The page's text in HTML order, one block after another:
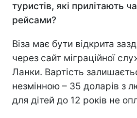
туристів, які прилітають
рейсами?
Віза має бути відкрита
через сайт міграційної
Ланки. Вартість
незмінною – 35 доларів з
для дітей до 12 років не